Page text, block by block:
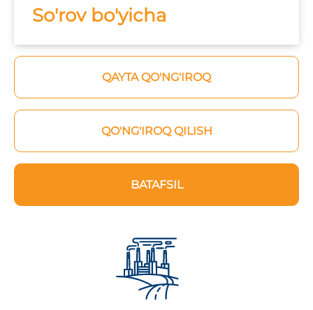
So'rov bo'yicha
QAYTA QO'NG'IROQ
QO'NG'IROQ QILISH
BATAFSIL